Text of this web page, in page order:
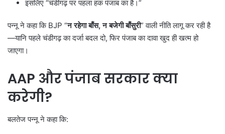
इसलिए “चंडीगढ़ पर पहला हक पंजाब का है।”
पन्नू ने कहा कि BJP “न रहेगा बाँस,न बजेगी बाँसुरी” वाली नीति लागू कर रही है
—यानि पहले चंडीगढ़ का दर्जा बदल दो, फिर पंजाब का दावा खुद ही खत्म हो
जाएगा।
AAP और पंजाब सरकार क्या
करेगी?
बलतेज पन्नू ने कहा कि: